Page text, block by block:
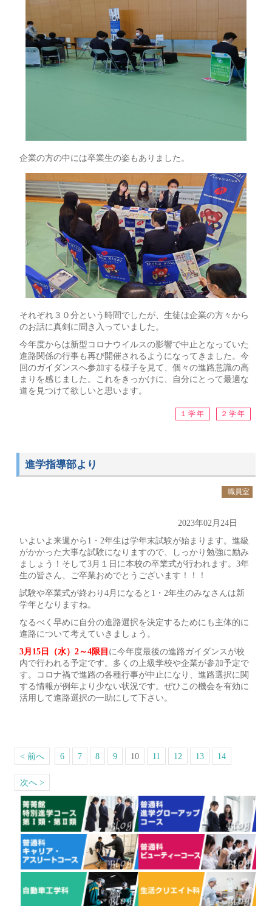
企業の方の中には卒業生の姿もありました。
それぞれ３０分という時間でしたが、生徒は企業の方々から
のお話に真剣に聞き入っていました。
今年度からは新型コロナウイルスの影響で中止となっていた
進路関係の行事も再び開催されるようになってきました。今
回のガイダンスへ参加する様子を見て、個々の進路意識の高
まりを感じました。これをきっかけに、自分にとって最適な
道を見つけて欲しいと思います。
１学年 ２学年
進学指導部より
職員室
2023年02月24日
いよいよ来週から1・2年生は学年末試験が始まります。進級
がかかった大事な試験になりますので、しっかり勉強に励み
ましょう！そして3月１日に本校の卒業式が行われます。3年
生の皆さん、ご卒業おめでとうございます！！！
試験や卒業式が終わり4月になると1・2年生のみなさんは新
学年となりますね。
なるべく早めに自分の進路選択を決定するためにも主体的に
進路について考えていきましょう。
3月15日（水）2～4限目 に今年度最後の進路ガイダンスが校
内で行われる予定です。多くの上級学校や企業が参加予定で
す。コロナ禍で進路の各種行事が中止になり、進路選択に関
する情報が例年より少ない状況です。ぜひこの機会を有効に
活用して進路選択の一助にして下さい。
< 前へ 6 7 8 9 10 11 12 13 14
次へ >